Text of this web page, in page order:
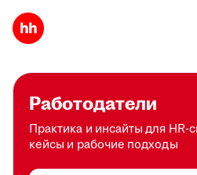
Работодатели
Практика и инсайты для HR-
кейсы и рабочие подходы